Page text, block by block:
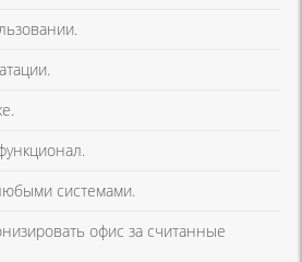
системами.
офис за считанные